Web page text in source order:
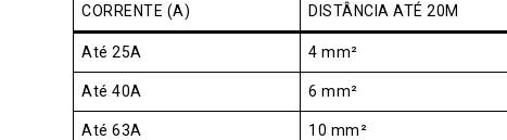
CORRENTE (A) DISTÂNCIA ATÉ 20M
Até 25A 4 mm²
Até 40A 6 mm²
Até 63A 10 mm²